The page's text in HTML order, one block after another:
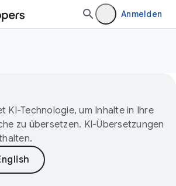
Anmelden
KI-Technologie, um Inhalte in Ihre
zu übersetzen. KI-Übersetzungen